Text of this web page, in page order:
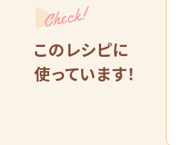
Check!
このレシピに
使っています！